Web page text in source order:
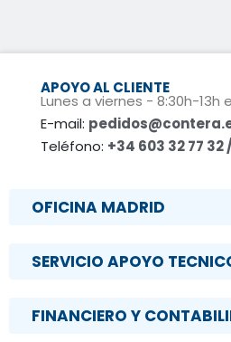
APOYO AL CLIENTE
Lunes a viernes - 8:30h-13h
E-mail:
Teléfono: +34 603 32 77 32
OFICINA MADRID
SERVICIO APOYO
FINANCIERO Y